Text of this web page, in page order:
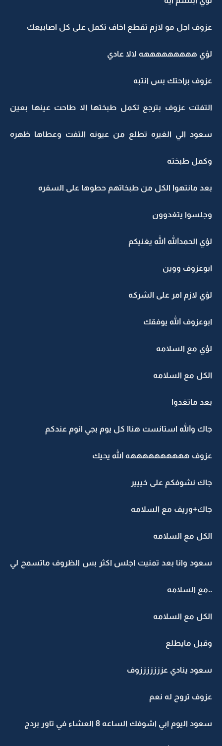
عزوف اجل مو لازم تقطع اخاف تكمل على كل اصابيعك
لؤي هههههههههه لالا عادي
عزوف براحتك بس انتبه
التفتت عزوف بترجع تكمل طبختها الا طاحت عينها بعين
سعود الي الغيره تطلع من عيونه التفت وعطاها ظهره
وكمل طبخته
بعد مانتهوا الكل من طبخاتهم حطوها على السفره
وجلسوا يتغدوون
لؤي الحمدالله الله يغنيكم
ابوعزوف ووين
لؤي لازم امر على الشركه
ابوعزوف الله يوفقك
لؤي مع السلامه
الكل مع السلامه
بعد ماتغدوا
جاك والله استانست هناا كل يوم بجي انوم عندكم
عزوف ههههههههههه الله يحيك
جاك نشوفكم على خييير
جاك+وريف مع السلامه
الكل مع السلامه
سعود وانا بعد تمنيت اجلس اكثر بس الظروف ماتسمح لي
..مع السلامه
الكل مع السلامه
وقبل مايطلع
سعود ينادي عزززززززوف
عزوف تروح له نعم
سعود اليوم ابي اشوفك الساعه 8 العشاء في تاور بردج